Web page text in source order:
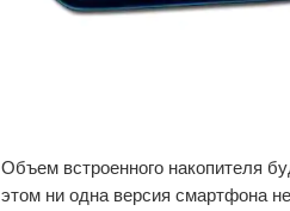
Объем встроенного накопителя
этом ни одна версия смартфона